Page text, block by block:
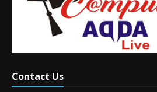
Contact Us